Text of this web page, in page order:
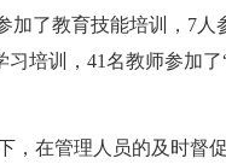
加了教育技能培训，7人
习培训，41名教师参加了
在管理人员的及时督